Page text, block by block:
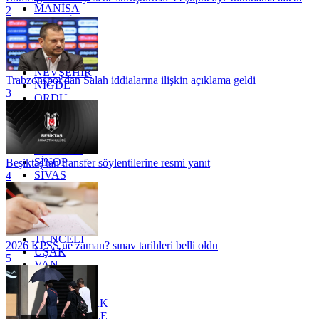
MANİSA
MARDİN
MERSİN
MUĞLA
MUŞ
NEVŞEHİR
NİĞDE
ORDU
OSMANİYE
RİZE
SAKARYA
SİNOP
SİVAS
SİİRT
TEKİRDAĞ
TOKAT
TRABZON
TUNCELİ
UŞAK
VAN
YALOVA
YOZGAT
ZONGULDAK
ÇANAKKALE
2
Trabzonspor'dan Salah iddialarına ilişkin açıklama geldi
3
Beşiktaş'tan transfer söylentilerine resmi yanıt
4
2026 KPSS ne zaman? sınav tarihleri belli oldu
5